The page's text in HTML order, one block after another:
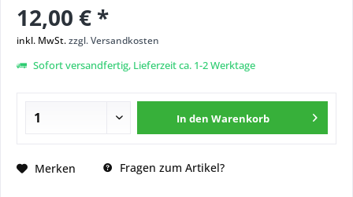
12,00 € *
inkl. MwSt.zzgl. Versandkosten
Sofort versandfertig, Lieferzeit ca. 1-2 Werktage
In den Warenkorb
Merken Fragen zum Artikel?